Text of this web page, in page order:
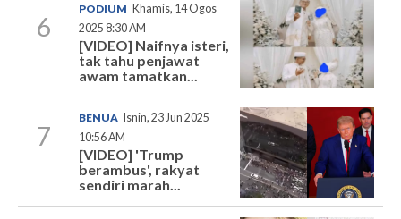
6
PODIUM Khamis, 14 Ogos
2025 8:30 AM
[VIDEO] Naifnya isteri,
tak tahu penjawat
awam tamatkan...
7
BENUA
Isnin, 23 Jun 2025
10:56 AM
[VIDEO] 'Trump
berambus', rakyat
sendiri marah...